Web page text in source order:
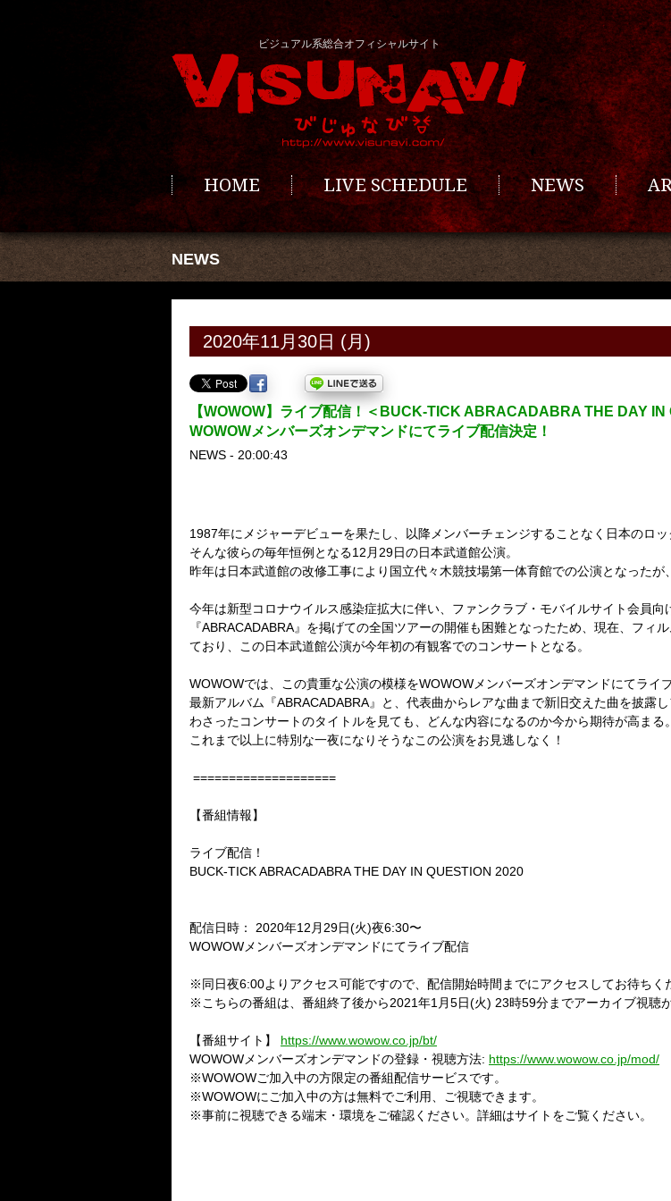
ビジュアル系総合オフィシャルサイト
HOME LIVE SCHEDULE NEWS
NEWS
2020年11月30日 (月)
【WOWOW】ライブ配信！＜BUCK-TICK ABRACADABRA THE DAY
WOWOWメンバーズオンデマンドにてライブ配信決定！
NEWS - 20:00:43
1987年にメジャーデビューを果たし、以降メンバーチェンジすることなく日本のロ
そんな彼らの毎年恒例となる12月29日の日本武道館公演。
昨年は日本武道館の改修工事により国立代々木競技場第一体育館での公演となったが
今年は新型コロナウイルス感染症拡大に伴い、ファンクラブ・モバイルサイト会員
『ABRACADABRA』を掲げての全国ツアーの開催も困難となったため、現在、フィ
ており、この日本武道館公演が今年初の有観客でのコンサートとなる。
WOWOWでは、この貴重な公演の模様をWOWOWメンバーズオンデマンドにてライ
最新アルバム『ABRACADABRA』と、代表曲からレアな曲まで新旧交えた曲を披露
わさったコンサートのタイトルを見ても、どんな内容になるのか今から期待が高まる。
これまで以上に特別な一夜になりそうなこの公演をお見逃しなく！
====================
【番組情報】
ライブ配信！
BUCK-TICK ABRACADABRA THE DAY IN QUESTION 2020
配信日時： 2020年12月29日(火)夜6:30〜
WOWOWメンバーズオンデマンドにてライブ配信
※同日夜6:00よりアクセス可能ですので、配信開始時間までにアクセスしてお待ちく
※こちらの番組は、番組終了後から2021年1月5日(火) 23時59分までアーカイブ視聴が
【番組サイト】 https://www.wowow.co.jp/bt/
WOWOWメンバーズオンデマンドの登録・視聴方法: https://www.wowow.co.jp/mod/
※WOWOWご加入中の方限定の番組配信サービスです。
※WOWOWにご加入中の方は無料でご利用、ご視聴できます。
※事前に視聴できる端末・環境をご確認ください。詳細はサイトをご覧ください。